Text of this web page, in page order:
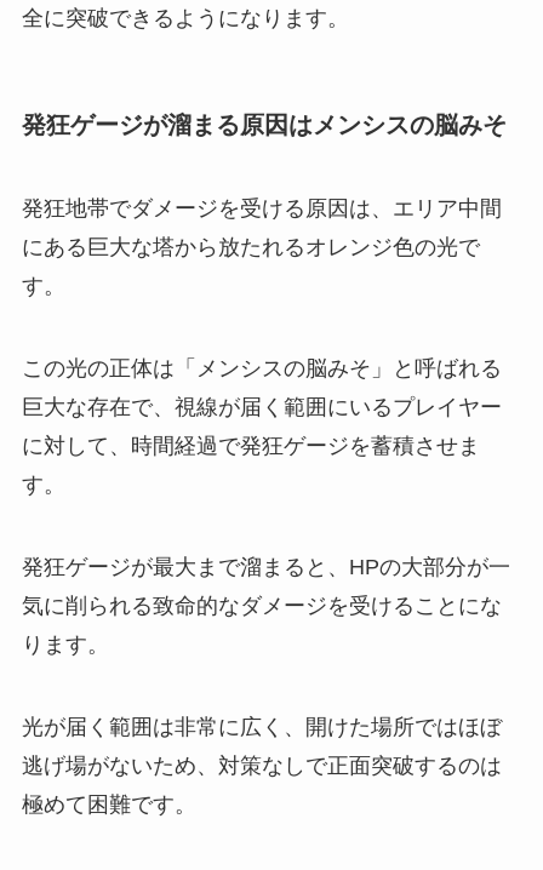
全に突破できるようになります。
発狂ゲージが溜まる原因はメンシスの脳みそ
発狂地帯でダメージを受ける原因は、エリア中間
にある巨大な塔から放たれるオレンジ色の光で
す。
この光の正体は「メンシスの脳みそ」と呼ばれる
巨大な存在で、視線が届く範囲にいるプレイヤー
に対して、時間経過で発狂ゲージを蓄積させま
す。
発狂ゲージが最大まで溜まると、HPの大部分が一
気に削られる致命的なダメージを受けることにな
ります。
光が届く範囲は非常に広く、開けた場所ではほぼ
逃げ場がないため、対策なしで正面突破するのは
極めて困難です。